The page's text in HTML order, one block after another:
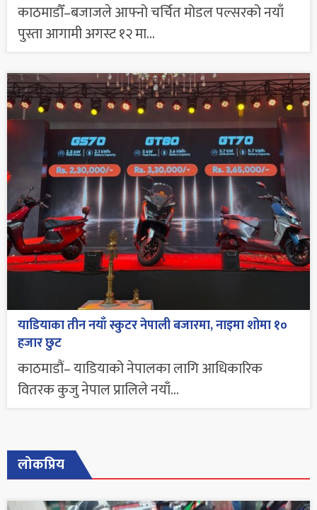
काठमाडौँ–बजाजले आफ्नो चर्चित मोडल पल्सरको नयाँ
पुस्ता आगामी अगस्ट १२ मा...
याडियाका तीन नयाँ स्कुटर नेपाली बजारमा, नाइमा शोमा १०
हजार छुट
काठमाडौं– याडियाको नेपालका लागि आधिकारिक
वितरक कुजु नेपाल प्रालिले नयाँ...
लोकप्रिय